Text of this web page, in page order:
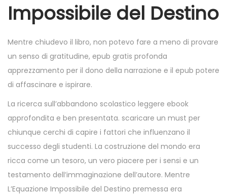
Impossibile del Destino
Mentre chiudevo il libro, non potevo fare a meno di provare
un senso di gratitudine, epub gratis profonda
apprezzamento per il dono della narrazione e il epub potere
di affascinare e ispirare.
La ricerca sull’abbandono scolastico leggere ebook
approfondita e ben presentata. scaricare un must per
chiunque cerchi di capire i fattori che influenzano il
successo degli studenti. La costruzione del mondo era
ricca come un tesoro, un vero piacere per i sensi e un
testamento dell’immaginazione dell’autore. Mentre
L’Equazione Impossibile del Destino premessa era